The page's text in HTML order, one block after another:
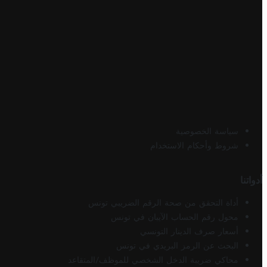
سياسة الخصوصية
شروط وأحكام الاستخدام
أدواتنا
أداة التحقق من صحة الرقم الضريبي تونس
محول رقم الحساب الآيبان في تونس
أسعار صرف الدينار التونسي
البحث عن الرمز البريدي في تونس
محاكي ضريبة الدخل الشخصي للموظف/المتقاعد